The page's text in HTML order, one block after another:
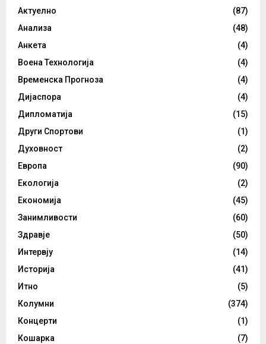
Актуелно
(87)
Анализа
(48)
Анкета
(4)
Воена Технологија
(4)
Временска Прогноза
(4)
Дијаспора
(4)
Дипломатија
(15)
Други Спортови
(1)
Духовност
(2)
Европа
(90)
Екологија
(2)
Економија
(45)
Занимливости
(60)
Здравје
(50)
Интервју
(14)
Историја
(41)
Итно
(5)
Колумни
(374)
Концерти
(1)
Кошарка
(7)